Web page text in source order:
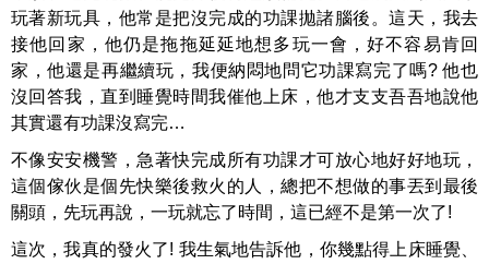
玩著新玩具，他常是把沒完成的功課拋諸腦後。這天，我去
接他回家，他仍是拖拖延延地想多玩一會，好不容易肯回
家，他還是再繼續玩，我便納悶地問它功課寫完了嗎? 他也
沒回答我，直到睡覺時間我催他上床，他才支支吾吾地說他
其實還有功課沒寫完…
不像安安機警，急著快完成所有功課才可放心地好好地玩，
這個傢伙是個先快樂後救火的人，總把不想做的事丟到最後
關頭，先玩再說，一玩就忘了時間，這已經不是第一次了!
這次，我真的發火了! 我生氣地告訴他，你幾點得上床睡覺、